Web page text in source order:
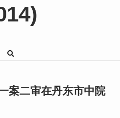
案二审在丹东市中院